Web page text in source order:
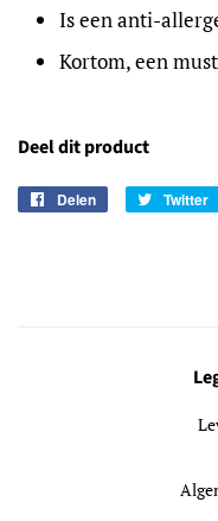
Is een anti-
Kortom, een
Deel dit product
Delen
Delen
Twitter